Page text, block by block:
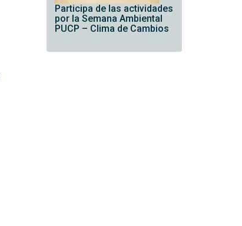
Participa de las actividades
por la Semana Ambiental
PUCP – Clima de Cambios